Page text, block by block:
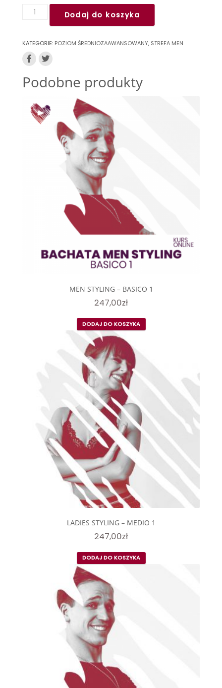
ilość
SPOSOBY
MEN
STYLING
Dodaj do koszyka
KATEGORIE: POZIOM ŚREDNIOZAAWANSOWANY, STREFA MEN
Podobne produkty
MEN STYLING – BASICO 1
247,00zł
DODAJ DO KOSZYKA
LADIES STYLING – MEDIO 1
247,00zł
DODAJ DO KOSZYKA